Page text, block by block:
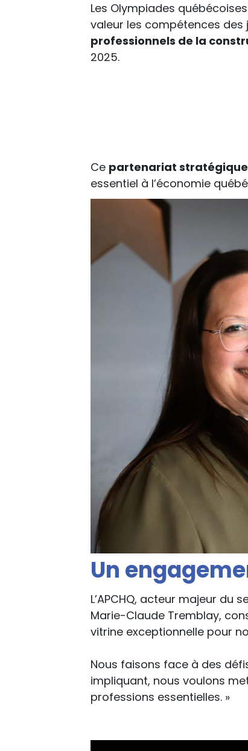
Les Olympiades
valeur les compétences des
professionnels de la
2025.
Ce partenariat stratégique
essentiel à l’économie
Un
L’APCHQ, acteur majeur
Marie-Claude Tremblay,
vitrine exceptionnelle pour
Nous faisons face à des
impliquant, nous voulons
professions essentielles. »